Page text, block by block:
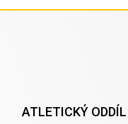
ATLETICKÝ